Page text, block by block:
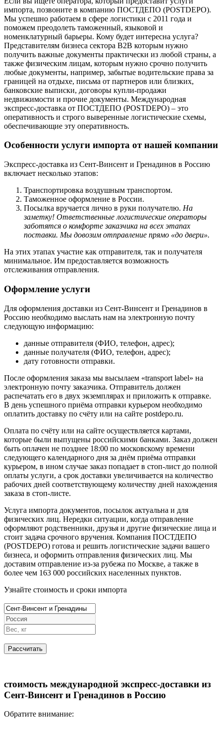
импорта, позвоните в компанию ПОСТДЕПО (POSTDEPO).
Мы успешно работаем в сфере логистики с 2011 года и
поможем преодолеть таможенный, языковой и
номенклатурный барьеры. Кому будет интересна услуга?
Представителям бизнеса сектора В2В которым нужно
получить важные документы практически из любой страны, а
также физическим лицам, которым нужно срочно получить
любые документы, например, забытые водительские права за
границей на отдыхе, письма от партнеров или близких,
банковские выписки, договоры купли-продажи
недвижимости и прочие документы. Международная
экспресс-доставка от ПОСТДЕПО (POSTDEPO) – это
оперативность и строго выверенные логистические схемы,
обеспечивающие эту оперативность.
Особенности услуги импорта от нашей компании
Экспресс-доставка из Сент-Винсент и Гренадинов в Россию
включает несколько этапов:
Транспортировка воздушным транспортом.
Таможенное оформление в России.
Посылка вручается лично в руки получателю. На
заметку! Ответственные логистические операторы
заботятся о комфорте заказчика на всех этапах
поставки. Мы довозим отправление прямо «до двери».
На этих этапах участие как отправителя, так и получателя
минимальное. Им предоставляется возможность
отслеживания отправления.
Оформление услуги
Для оформления доставки из Сент-Винсент и Гренадинов в
Россию необходимо выслать нам на электронную почту
следующую информацию:
данные отправителя (ФИО, телефон, адрес);
данные получателя (ФИО, телефон, адрес);
дату готовности отправки.
После оформления заказа мы высылаем «transport label» на
электронную почту заказчика. Отправитель должен
распечатать его в двух экземплярах и приложить к отправке.
В день успешного приёма отправки курьером необходимо
оплатить доставку по счёту или на сайте postdepo.ru.
Оплата по счёту или на сайте осуществляется картами,
которые были выпущены российскими банками. Заказ должен
быть оплачен не позднее 18:00 по московскому времени
следующего календарного дня за днём приёма отправки
курьером, в ином случае заказ попадает в стоп-лист до полной
оплаты услуги, а срок доставки увеличивается на количество
рабочих дней соответствующему количеству дней нахождения
заказа в стоп-листе.
Услуга импорта документов, посылок актуальна и для
физических лиц. Нередки ситуации, когда отправление
оформляют родственники, друзья и другие физические лица и
стоит задача срочного вручения. Компания ПОСТДЕПО
(POSTDEPO) готова и решить логистические задачи вашего
бизнеса, и оформить отправления физических лиц. Мы
доставим отправление из-за рубежа по Москве, а также в
более чем 163 000 российских населенных пунктов.
Узнайте стоимость и сроки импорта
стоимость международной экспресс-доставки из
Сент-Винсент и Гренадинов в Россию
Обратите внимание: